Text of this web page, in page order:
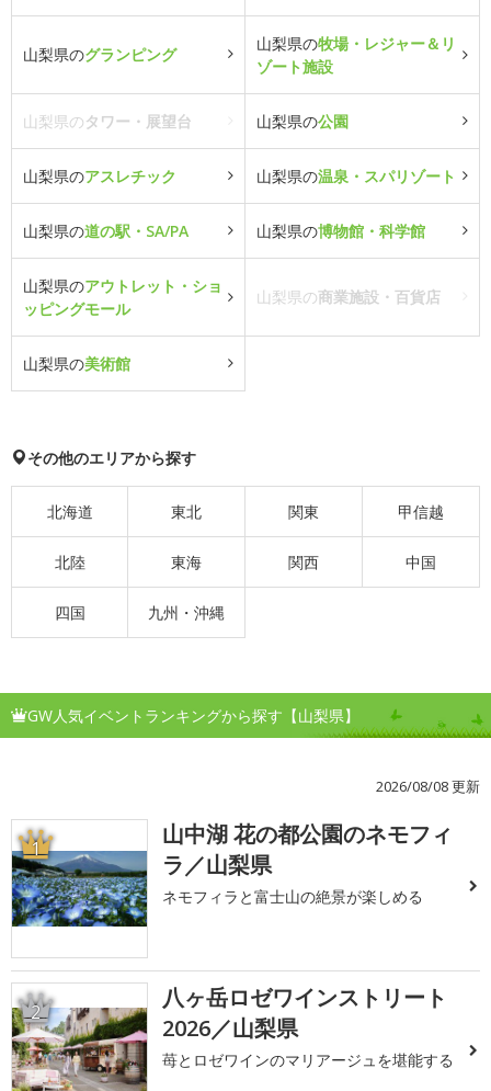
山梨県のグランピング
山梨県の牧場・レジャー＆リ
ゾート施設
山梨県のタワー・展望台 山梨県の公園
山梨県のアスレチック 山梨県の温泉・スパリゾート
山梨県の道の駅・SA/PA 山梨県の博物館・科学館
山梨県のアウトレット・ショ
ッピングモール
山梨県の商業施設・百貨店
山梨県の美術館
その他のエリアから探す
北海道 東北 関東 甲信越
北陸 東海 関西 中国
四国 九州・沖縄
GW人気イベントランキングから探す【山梨県】
2026/08/08 更新
1
山中湖 花の都公園のネモフィ
ラ／山梨県
ネモフィラと富士山の絶景が楽しめる
2
八ヶ岳ロゼワインストリート
2026／山梨県
苺とロゼワインのマリアージュを堪能する